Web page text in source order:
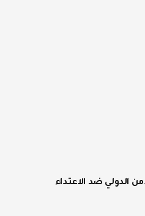
ضد الاعتداء